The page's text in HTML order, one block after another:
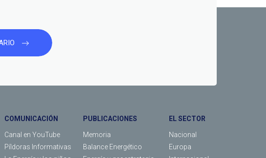
COMUNICACIÓN
Canal en YouTube
Píldoras Informativas
PUBLICACIONES
Memoria
Balance Energético
EL SECTOR
Nacional
Europa